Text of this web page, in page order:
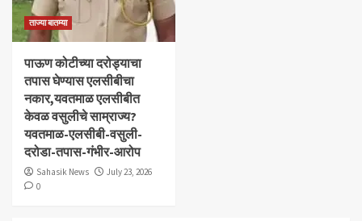
ताज्या बातम्या
पाऊण कोटीच्या दरोड्याचा
तपास घेण्यास एलसीबीचा
नकार,यवतमाळ एलसीबीत
केवळ वसुलीचे साम्राज्य?
यवतमाळ-एलसीबी-वसुली-
दरोडा-तपास-गंभीर-आरोप
Sahasik News
July 23, 2026
0